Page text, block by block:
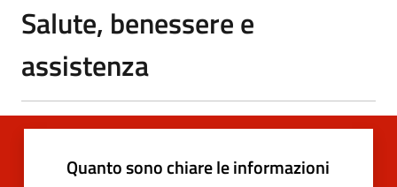
Salute, benessere e
assistenza
Quanto sono chiare le informazioni